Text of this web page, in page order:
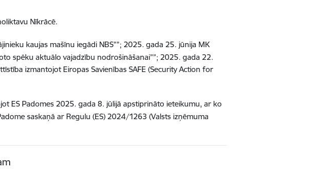
Nīkrācē.
kaujas mašīnu iegādi NBS””; 2025. gada 25. jūnija MK
spēku aktuālo vajadzību nodrošināšanai””; 2025. gada 22.
izmantojot Eiropas Savienības SAFE (Security Action for
ES Padomes 2025. gada 8. jūlijā apstiprināto ieteikumu, ar ko
saskaņā ar Regulu (ES) 2024/1263 (Valsts izņēmuma